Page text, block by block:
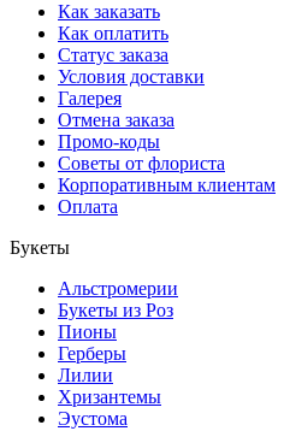
Как заказать
Как оплатить
Статус заказа
Условия доставки
Галерея
Отмена заказа
Промо-коды
Советы от флориста
Корпоративным клиентам
Оплата
Букеты
Альстромерии
Букеты из Роз
Пионы
Герберы
Лилии
Хризантемы
Эустома